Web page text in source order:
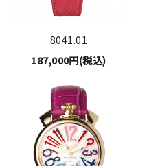
8041.01
187,000円(税込)